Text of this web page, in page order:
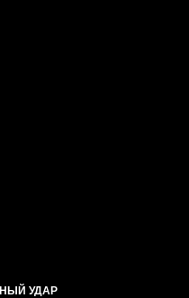
УДАР